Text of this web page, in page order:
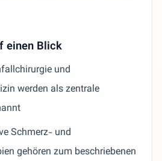
einen Blick
und
werden als zentrale
Schmerz- und
gehören zum beschriebenen